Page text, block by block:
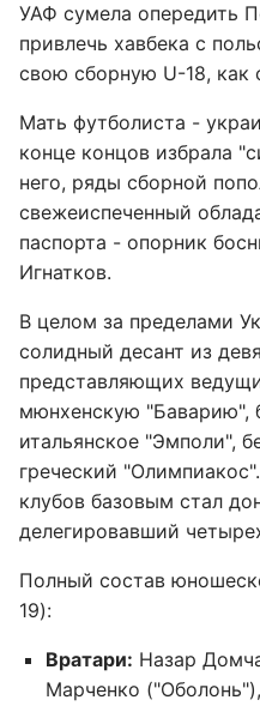
УАФ сумела опередить
привлечь хавбека с
свою сборную U-18, как
Мать футболиста -
конце концов избрала
него, ряды сборной
свежеиспеченный
паспорта - опорник
Игнатков.
В целом за пределами
солидный десант из
представляющих
мюнхенскую "Баварию",
итальянское "Эмполи",
греческий
клубов базовым стал
делегировавший
Полный состав
19):
Вратари: Назар
Марченко